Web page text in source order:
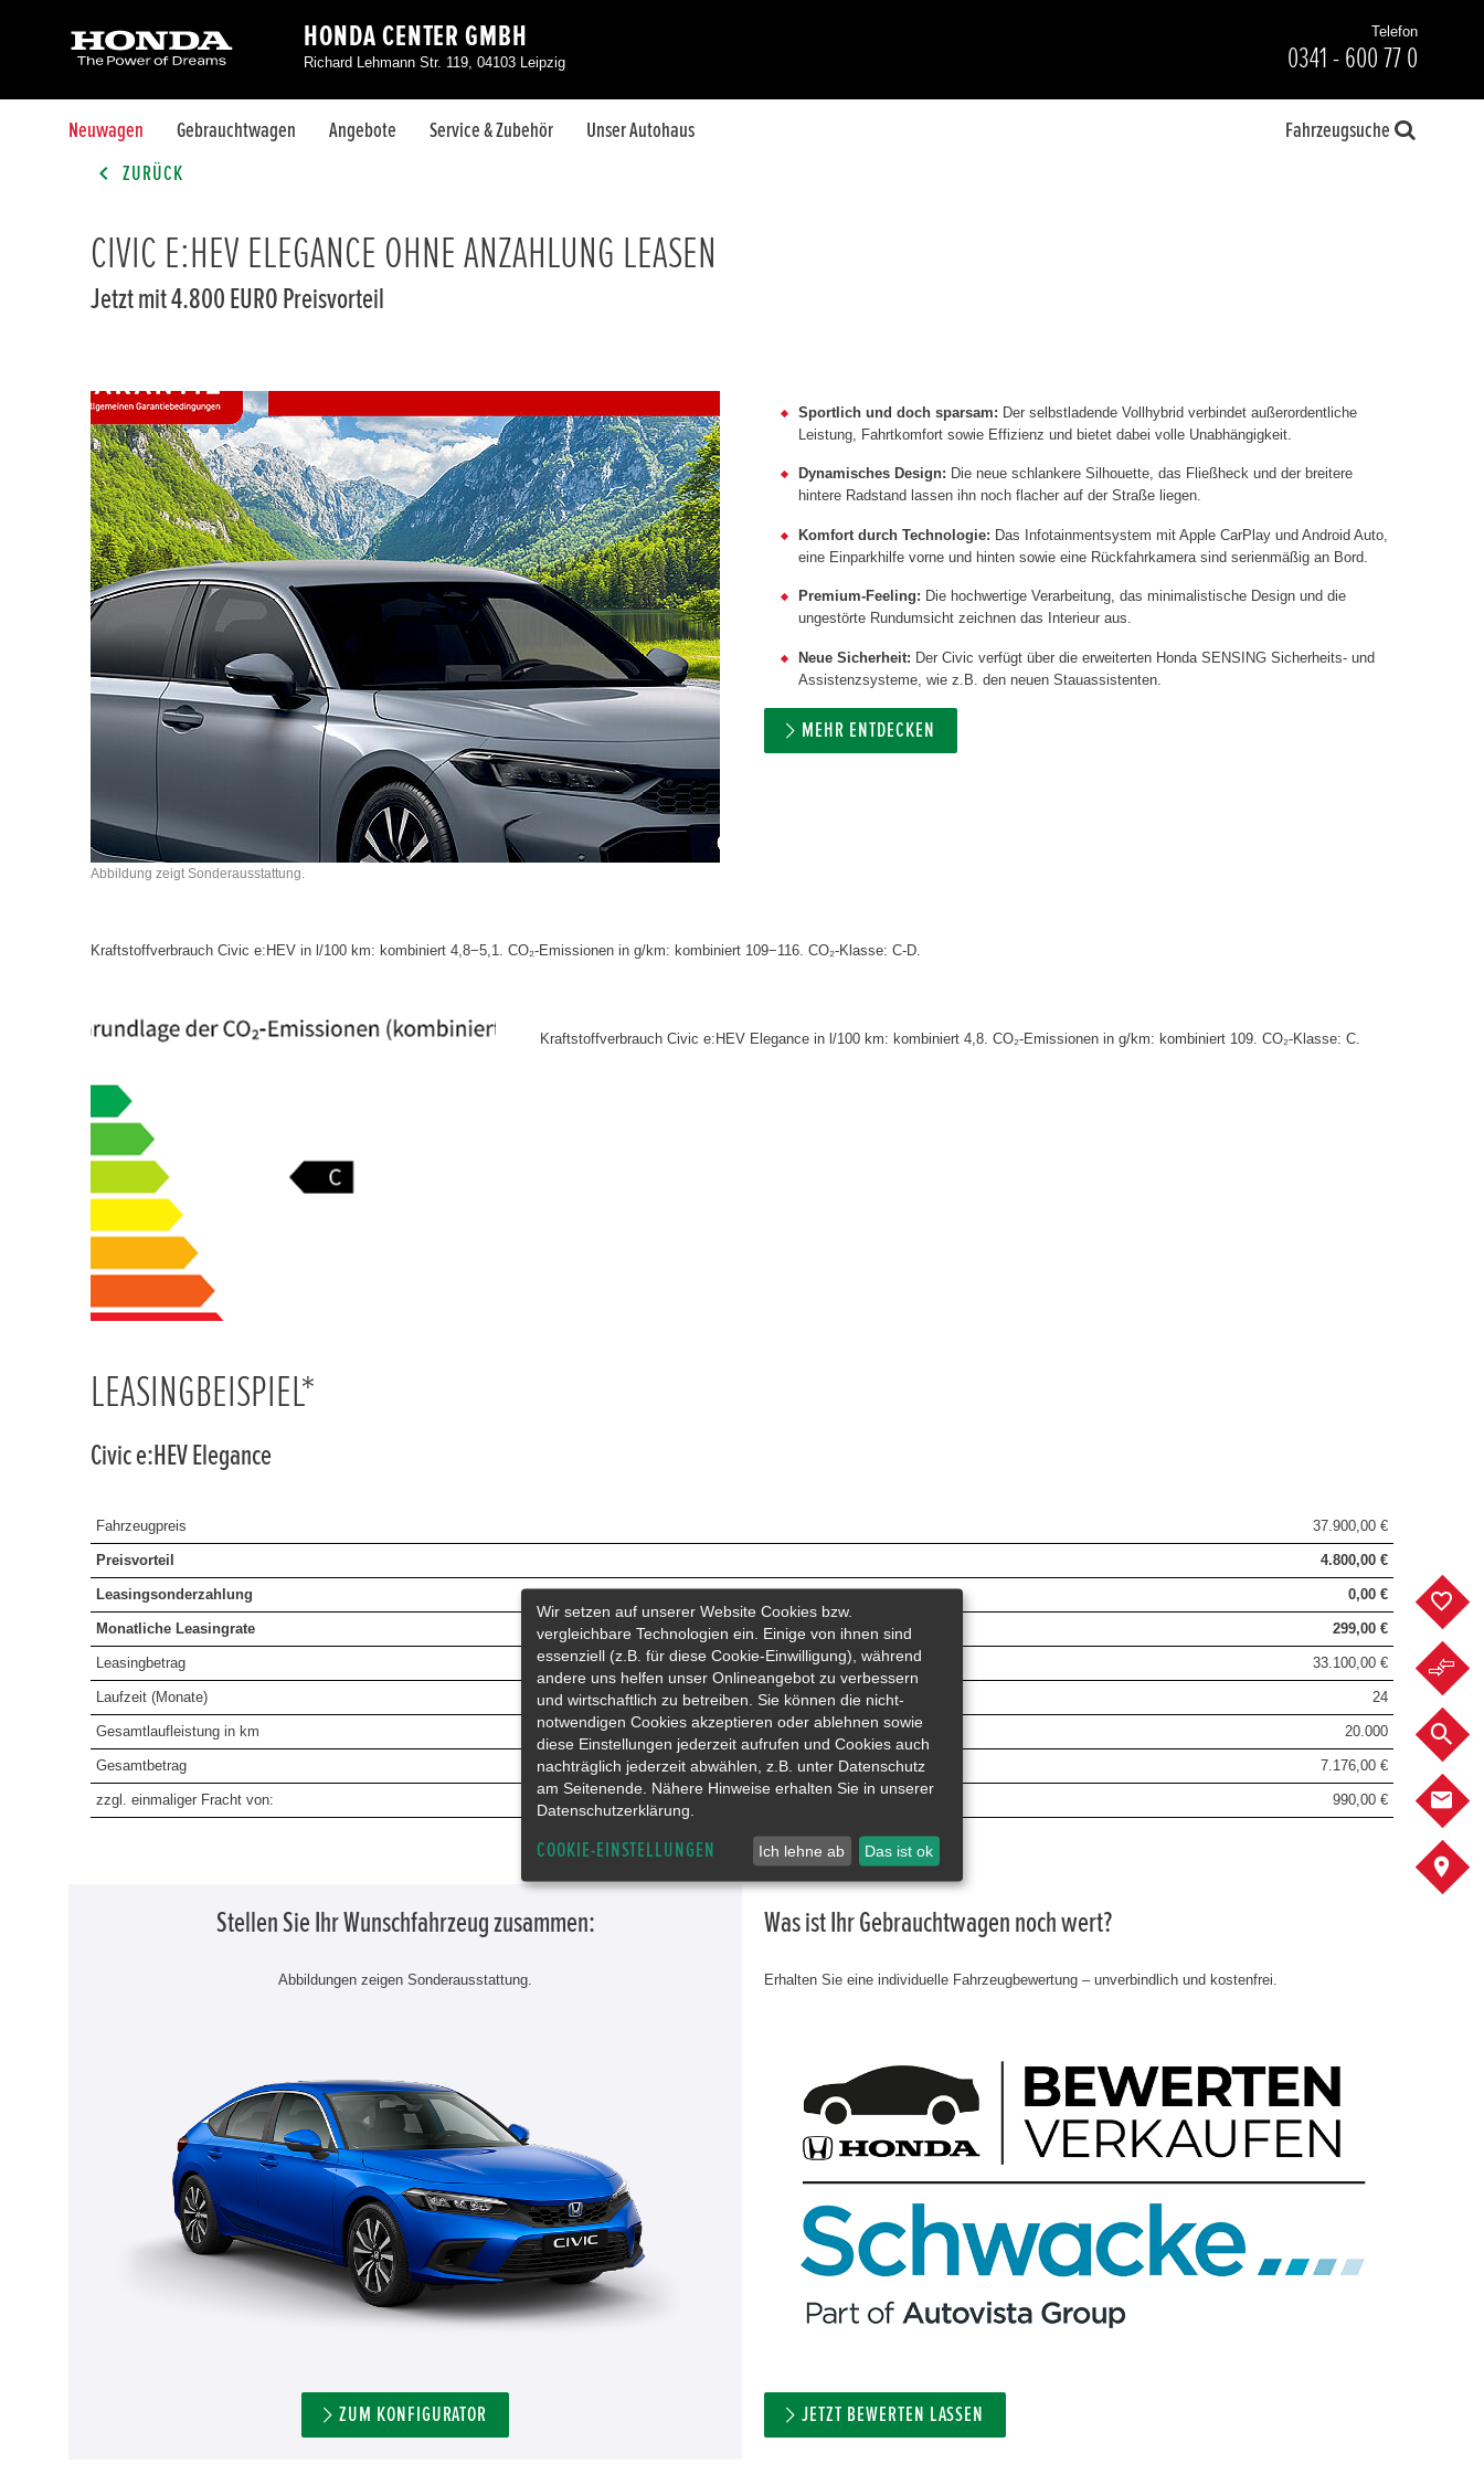
HONDA CENTER GMBH
Richard Lehmann Str. 119, 04103 Leipzig
Telefon
0341 - 600 77 0
Neuwagen Gebrauchtwagen Angebote Service & Zubehör Unser Autohaus Fahrzeugsuche
ZURÜCK
CIVIC E:HEV ELEGANCE OHNE ANZAHLUNG LEASEN
Jetzt mit 4.800 EURO Preisvorteil
Abbildung zeigt Sonderausstattung.
Sportlich und doch sparsam: Der selbstladende Vollhybrid verbindet außerordentliche
Leistung, Fahrtkomfort sowie Effizienz und bietet dabei volle Unabhängigkeit.
Dynamisches Design: Die neue schlankere Silhouette, das Fließheck und der breitere
hintere Radstand lassen ihn noch flacher auf der Straße liegen.
Komfort durch Technologie: Das Infotainmentsystem mit Apple CarPlay und Android Auto,
eine Einparkhilfe vorne und hinten sowie eine Rückfahrkamera sind serienmäßig an Bord.
Premium-Feeling: Die hochwertige Verarbeitung, das minimalistische Design und die
ungestörte Rundumsicht zeichnen das Interieur aus.
Neue Sicherheit: Der Civic verfügt über die erweiterten Honda SENSING Sicherheits- und
Assistenzsysteme, wie z.B. den neuen Stauassistenten.
MEHR ENTDECKEN
Kraftstoffverbrauch Civic e:HEV in l/100 km: kombiniert 4,8−5,1. CO₂-Emissionen in g/km: kombiniert 109−116. CO₂-Klasse: C-D.
Kraftstoffverbrauch Civic e:HEV Elegance in l/100 km: kombiniert 4,8. CO₂-Emissionen in g/km: kombiniert 109. CO₂-Klasse: C.
LEASINGBEISPIEL*
Civic e:HEV Elegance
Fahrzeugpreis 37.900,00 €
Preisvorteil 4.800,00 €
Leasingsonderzahlung 0,00 €
Monatliche Leasingrate 299,00 €
Leasingbetrag 33.100,00 €
Laufzeit (Monate) 24
Gesamtlaufleistung in km 20.000
Gesamtbetrag 7.176,00 €
zzgl. einmaliger Fracht von: 990,00 €
Stellen Sie Ihr Wunschfahrzeug zusammen:
Abbildungen zeigen Sonderausstattung.
ZUM KONFIGURATOR
Was ist Ihr Gebrauchtwagen noch wert?
Erhalten Sie eine individuelle Fahrzeugbewertung – unverbindlich und kostenfrei.
JETZT BEWERTEN LASSEN
Wir setzen auf unserer Website Cookies bzw.
vergleichbare Technologien ein. Einige von ihnen sind
essenziell (z.B. für diese Cookie-Einwilligung), während
andere uns helfen unser Onlineangebot zu verbessern
und wirtschaftlich zu betreiben. Sie können die nicht-
notwendigen Cookies akzeptieren oder ablehnen sowie
diese Einstellungen jederzeit aufrufen und Cookies auch
nachträglich jederzeit abwählen, z.B. unter Datenschutz
am Seitenende. Nähere Hinweise erhalten Sie in unserer
Datenschutzerklärung.
COOKIE-EINSTELLUNGEN Ich lehne ab Das ist ok